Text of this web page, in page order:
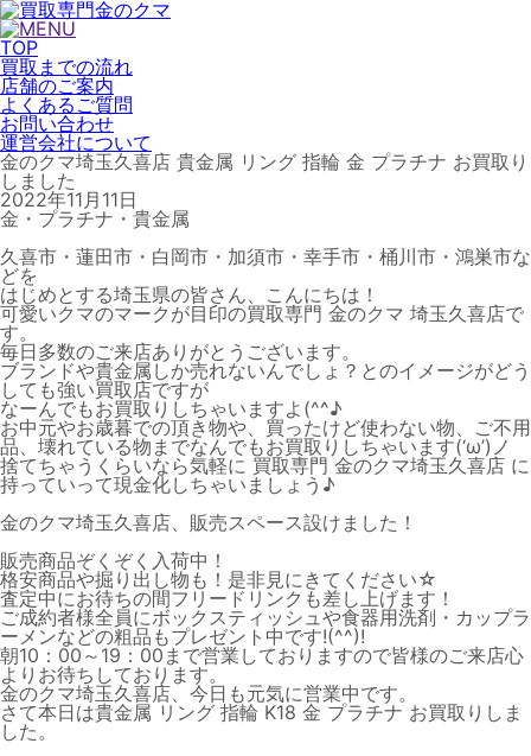
TOP
買取までの流れ
店舗のご案内
よくあるご質問
お問い合わせ
運営会社について
金のクマ埼玉久喜店 貴金属 リング 指輪 金 プラチナ お買取り
しました
2022年11月11日
金・プラチナ・貴金属
久喜市・蓮田市・白岡市・加須市・幸手市・桶川市・鴻巣市な
どを
はじめとする埼玉県の皆さん、こんにちは！
可愛いクマのマークが目印の買取専門 金のクマ 埼玉久喜店で
す。
毎日多数のご来店ありがとうございます。
ブランドや貴金属しか売れないんでしょ？とのイメージがどう
しても強い買取店ですが
なーんでもお買取りしちゃいますよ(^^♪
お中元やお歳暮での頂き物や、買ったけど使わない物、ご不用
品、壊れている物までなんでもお買取りしちゃいます(‘ω’)ノ
捨てちゃうくらいなら気軽に 買取専門 金のクマ埼玉久喜店 に
持っていって現金化しちゃいましょう♪
金のクマ埼玉久喜店、販売スペース設けました！
販売商品ぞくぞく入荷中！
格安商品や掘り出し物も！是非見にきてください☆
査定中にお待ちの間フリードリンクも差し上げます！
ご成約者様全員にボックスティッシュや食器用洗剤・カップラ
ーメンなどの粗品もプレゼント中です!(^^)!
朝10：00～19：00まで営業しておりますので皆様のご来店心
よりお待ちしております。
金のクマ埼玉久喜店、今日も元気に営業中です。
さて本日は貴金属 リング 指輪 K18 金 プラチナ お買取りしま
した。